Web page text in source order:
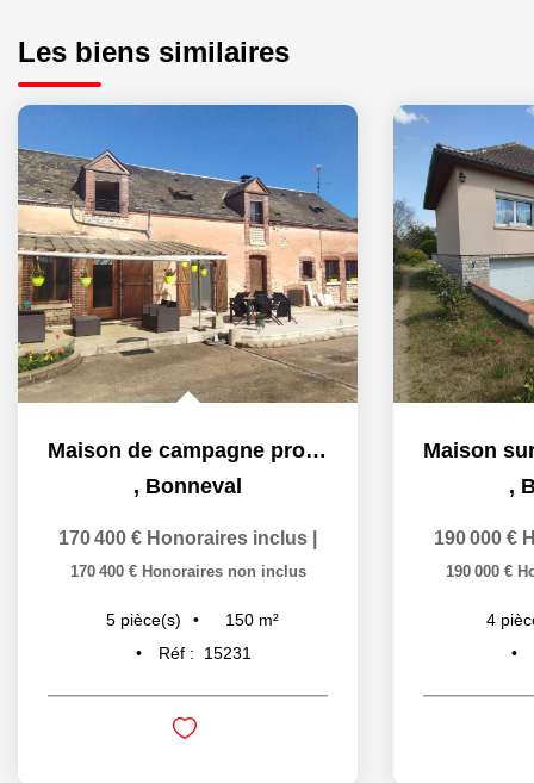
Les biens similaires
Maison de campagne proche Bonneval
, Bonneval
170 400 € Honoraires inclus
170 400 € Honoraires non inclus
5 pièce(s) 150 m²
Réf :
15231
,
190 000 €
190 000 €
4